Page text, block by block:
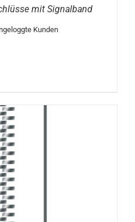
mit Signalband
Kunden